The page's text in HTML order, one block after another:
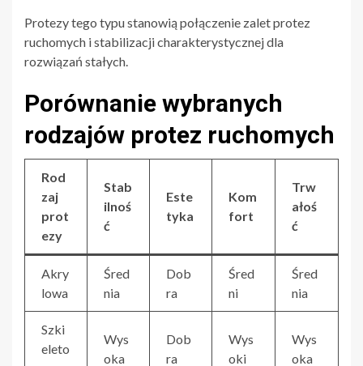
Protezy tego typu stanowią połączenie zalet protez
ruchomych i stabilizacji charakterystycznej dla
rozwiązań stałych.
Porównanie wybranych
rodzajów protez ruchomych
Rod
zaj
prot
ezy
Stab
ilnoś
ć
Este
tyka
Kom
fort
Trw
ałoś
ć
Akry
lowa
Śred
nia
Dob
ra
Śred
ni
Śred
nia
Szki
eleto
Wys
oka
Dob
ra
Wys
oki
Wys
oka